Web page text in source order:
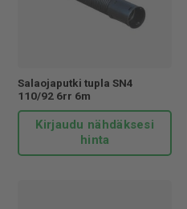
Salaojaputki tupla SN4
110/92 6rr 6m
Kirjaudu nähdäksesi
hinta